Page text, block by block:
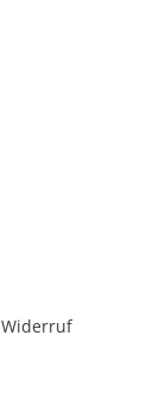
Widerruf